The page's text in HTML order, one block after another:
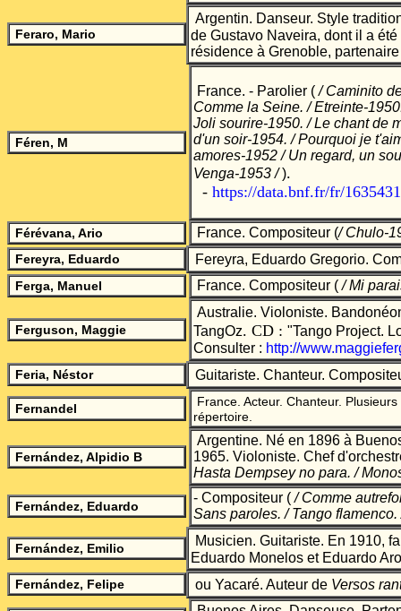
Feraro, Mario
Argentin. Danseur. Style
de Gustavo Naveira, dont il a
résidence à Grenoble,
Féren, M
France. - Parolier (/ Caminito
Comme la Seine. / Etreinte-
Joli sourire-1950. / Le chant de
d'un soir-1954. / Pourquoi je
amores-1952 / Un regard, un
Venga-1953 /).
- https://data.bnf.fr/fr/
Férévana, Ario France. Compositeur (/ Chulo-
Fereyra, Eduardo Fereyra, Eduardo Gregorio.
Ferga, Manuel France. Compositeur (/ Mi
Ferguson, Maggie
Australie. Violoniste.
TangOz. CD : "Tango Project.
Consulter : http://
Feria, Néstor Guitariste. Chanteur.
Fernandel
France. Acteur. Chanteur.
répertoire.
Fernández, Alpidio B
Argentine. Né en 1896 à
1965. Violoniste. Chef
Hasta Dempsey no para. /
Fernández, Eduardo
- Compositeur (/ Comme
Sans paroles. / Tango flamenco.
Fernández, Emilio
Musicien. Guitariste. En 1910,
Eduardo Monelos et Eduardo
Fernández, Felipe ou Yacaré. Auteur de Versos